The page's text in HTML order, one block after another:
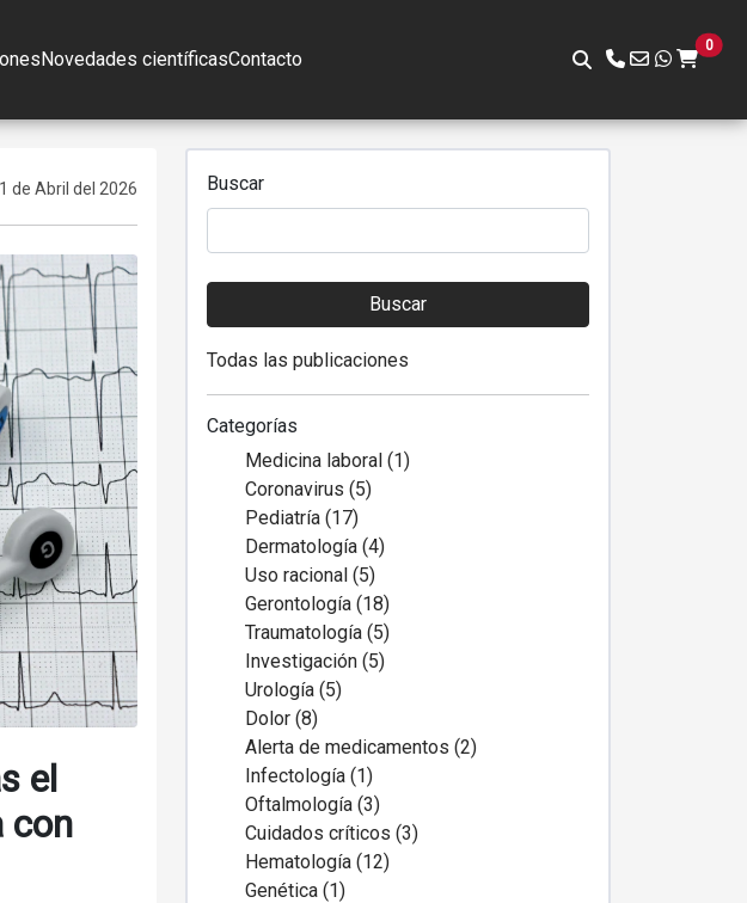
Novedades científicasContacto
0
de Abril del 2026
el
con
Buscar
Buscar
Todas las publicaciones
Categorías
Medicina laboral (1)
Coronavirus (5)
Pediatría (17)
Dermatología (4)
Uso racional (5)
Gerontología (18)
Traumatología (5)
Investigación (5)
Urología (5)
Dolor (8)
Alerta de medicamentos (2)
Infectología (1)
Oftalmología (3)
Cuidados críticos (3)
Hematología (12)
Genética (1)